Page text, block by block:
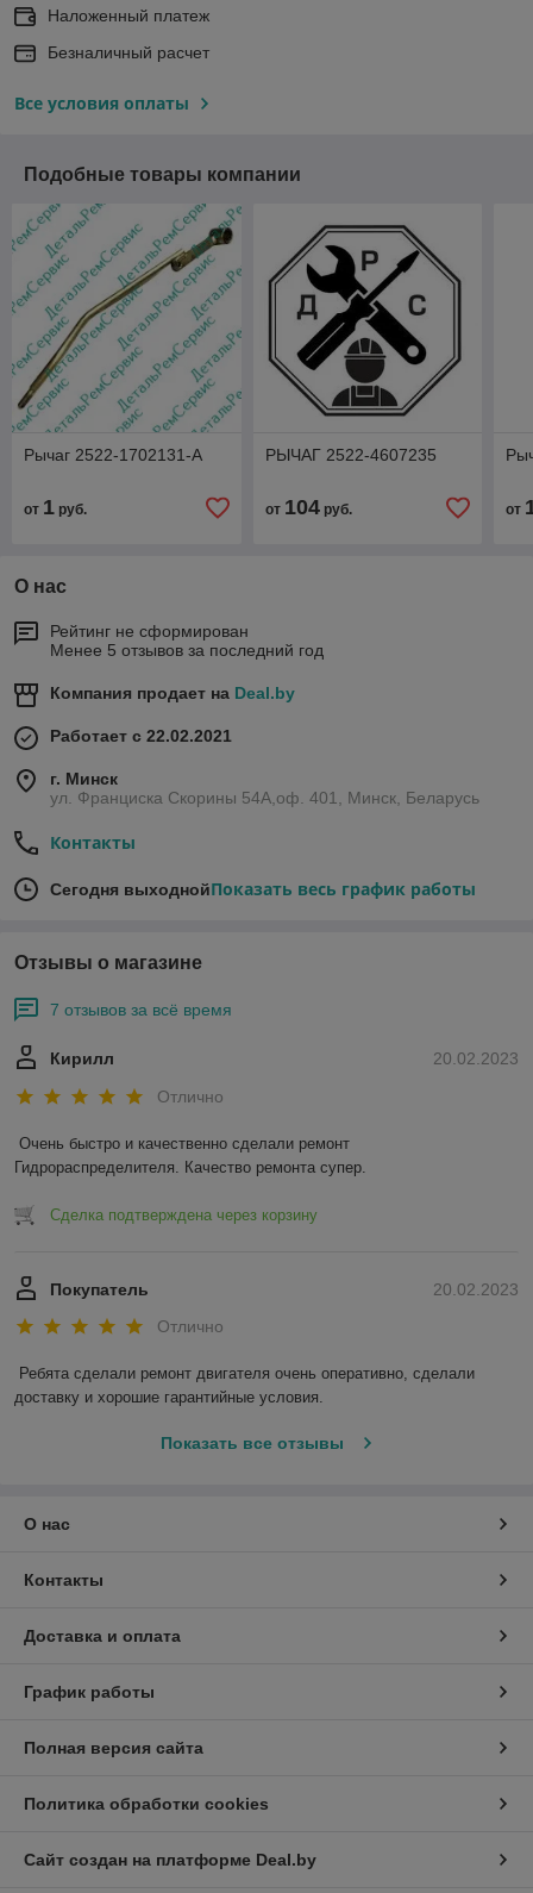
Наложенный платеж
Безналичный расчет
Все условия оплаты
Подобные товары компании
Рычаг 2522-1702131-А
от 1 руб.
РЫЧАГ 2522-4607235
от 104руб. от
О нас
Рейтинг не сформирован
Менее 5 отзывов за последний год
Компания продает на Deal.by
Работает с 22.02.2021
г. Минск
ул. Франциска Скорины 54А,оф. 401, Минск, Беларусь
Контакты
Сегодня выходнойПоказать весь график работы
Отзывы о магазине
7 отзывов за всё время
20.02.2023
Кирилл
Отлично
Очень быстро и качественно сделали ремонт
Гидрораспределителя. Качество ремонта супер.
Сделка подтверждена через корзину
20.02.2023
Покупатель
Отлично
Ребята сделали ремонт двигателя очень оперативно, сделали
доставку и хорошие гарантийные условия.
Показать все отзывы
О нас
Контакты
Доставка и оплата
График работы
Полная версия сайта
Политика обработки cookies
Сайт создан на платформе Deal.by